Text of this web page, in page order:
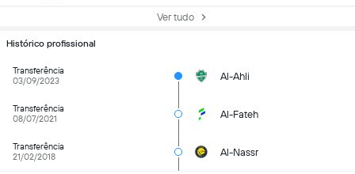
Ver tudo
Histórico profissional
Transferência
03/09/2023
Al-Ahli
Transferência
08/07/2021
Al-Fateh
Transferência
21/02/2018
Al-Nassr